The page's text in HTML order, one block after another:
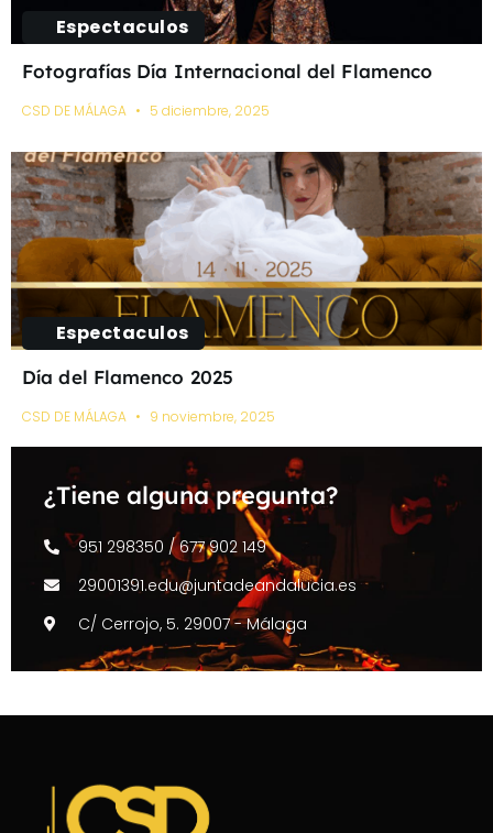
Espectaculos
Fotografías Día Internacional del Flamenco
CSD DE MÁLAGA 5 diciembre, 2025
Espectaculos
Día del Flamenco 2025
CSD DE MÁLAGA 9 noviembre, 2025
¿Tiene alguna pregunta?
951 298350 / 677 902 149
29001391.edu@juntadeandalucia.es
C/ Cerrojo, 5. 29007 - Málaga